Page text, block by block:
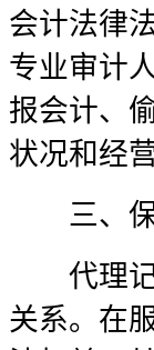
会计法律
专业审计
报会计、
状况和经
三、保
代理记
关系。在